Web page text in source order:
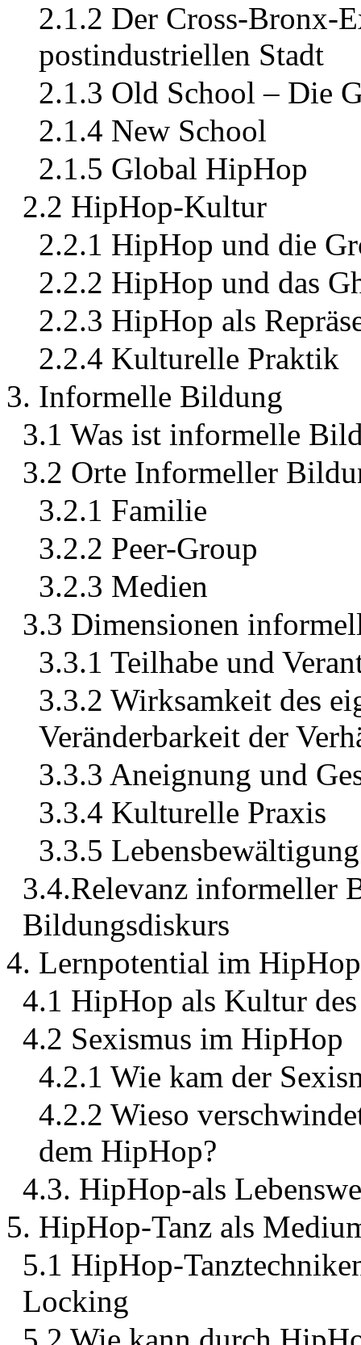
2.1.2 Der Cross-Bronx-
postindustriellen Stadt
2.1.3 Old School – Die
2.1.4 New School
2.1.5 Global HipHop
2.2 HipHop-Kultur
2.2.1 HipHop und die
2.2.2 HipHop und das
2.2.3 HipHop als
2.2.4 Kulturelle Praktik
3. Informelle Bildung
3.1 Was ist informelle
3.2 Orte Informeller
3.2.1 Familie
3.2.2 Peer-Group
3.2.3 Medien
3.3 Dimensionen
3.3.1 Teilhabe und
3.3.2 Wirksamkeit des
Veränderbarkeit der
3.3.3 Aneignung und
3.3.4 Kulturelle Praxis
3.3.5 Lebensbewältigung
3.4.Relevanz informeller
Bildungsdiskurs
4. Lernpotential im HipHop
4.1 HipHop als Kultur
4.2 Sexismus im HipHop
4.2.1 Wie kam der
4.2.2 Wieso
dem HipHop?
4.3. HipHop-als
5. HipHop-Tanz als
5.1 HipHop-
Locking